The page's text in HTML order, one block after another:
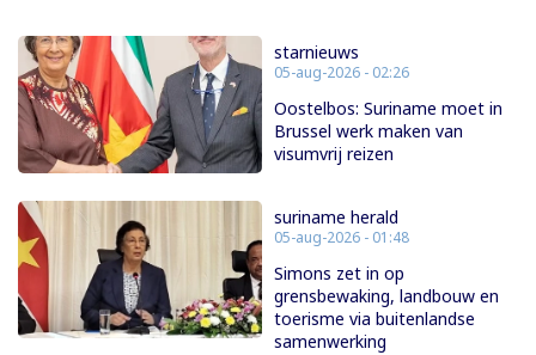
starnieuws
05-aug-2026 - 02:26
Oostelbos: Suriname moet in
Brussel werk maken van
visumvrij reizen
suriname herald
05-aug-2026 - 01:48
Simons zet in op
grensbewaking, landbouw en
toerisme via buitenlandse
samenwerking